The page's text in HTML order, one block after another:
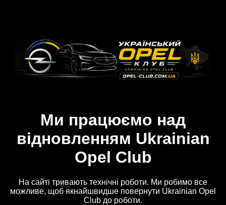
Ми працюємо над
відновленням Ukrainian
Opel Club
На сайті тривають технічні роботи. Ми робимо все
можливе, щоб якнайшвидше повернути Ukrainian Opel
Club до роботи.